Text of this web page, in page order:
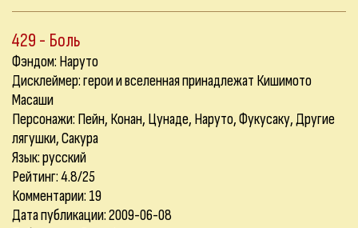
429 - Боль
Фэндом: Наруто
Дисклеймер: герои и вселенная принадлежат Кишимото
Масаши
Персонажи: Пейн, Конан, Цунаде, Наруто, Фукусаку, Другие
лягушки, Сакура
Язык: русский
Рейтинг: 4.8/25
Комментарии: 19
Дата публикации: 2009-06-08